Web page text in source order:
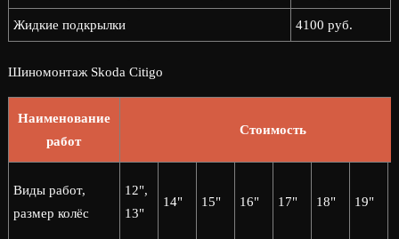
Жидкие подкрылки 4100 руб.
Шиномонтаж Skoda Citigo
Наименование
работ
Стоимость
Виды работ,
размер колёс
12",
13"
14" 15" 16" 17" 18" 19"